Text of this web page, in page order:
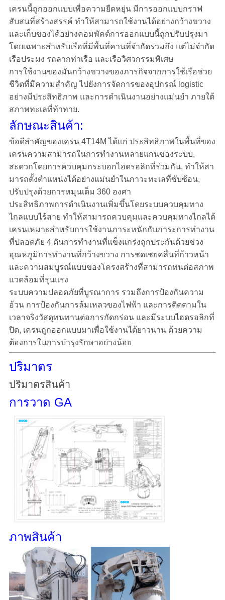
เครนนี้ถูกออกแบบเพื่อความยืดหยุ่น มีการออกแบบกราฟ
สับสนที่สร้างสรรค์ ทําให้สามารถใช้งานได้อย่างกว้างขวาง
และเก็บของได้อย่างคอมพัคต์การออกแบบนี้ถูกปรับปรุงมา
โดยเฉพาะสําหรับเรือที่มีพื้นที่คานที่จํากัดรวมถึง แต่ไม่จํากัด
เรือประมง รถลากท่าเรือ และเรือวิศวกรรมพิเศษ
การใช้งานของมันกว้างขวางของภารกิจจากการใช้เรือช่วย
ชีวิตที่มีความสําคัญ ไปยังการจัดการของอุปกรณ์ logistic
อย่างมีประสิทธิภาพ และการดําเนินงานอย่างแม่นยํา ภายใต้
สภาพทะเลที่ท้าทาย.
ลักษณะสินค้า:
ข้อดีสําคัญของเครน 4T14M ได้แก่ ประสิทธิภาพในพื้นที่ของ
เครนความสามารถในการทํางานหลายแกนของระบบ,
สะดวกโดยการควบคุมกระบอกไฮดรอลิกที่ร่วมกัน, ทําให้สา
มารถตั้งตําแหน่งได้อย่างแม่นยําในภาวะทะเลที่ซับซ้อน,
ปรับปรุงด้วยการหมุนเต็ม 360 องศา
ประสิทธิภาพการดําเนินงานเพิ่มขึ้นโดยระบบควบคุมทาง
ไกลแบบไร้สาย ทําให้สามารถควบคุมและควบคุมทางไกลได้
เครนเหมาะสําหรับการใช้งานภาระหนักกับภาระการทํางาน
ที่ปลอดภัย 4 ตันการทํางานที่แข็งแกร่งถูกประกันด้วยช่วง
อุณหภูมิการทํางานที่กว้างขวาง การชดเชยคลื่นที่ก้าวหน้า
และความสมบูรณ์แบบของโครงสร้างที่สามารถทนต่อสภาพ
แวดล้อมที่รุนแรง
ระบบความปลอดภัยที่บูรณาการ รวมถึงการป้องกันความ
อ้วน การป้องกันการล้มเหลวของไฟฟ้า และการติดตามใน
เวลาจริงวัสดุทนทานต่อการกัดกร่อน และมีระบบไฮดรอลิกที่
ปิด, เครนถูกออกแบบมาเพื่อใช้งานได้ยาวนาน ด้วยความ
ต้องการในการบํารุงรักษาอย่างน้อย
ปริมาตร
ปริมาตรสินค้า
การวาด GA
ภาพสินค้า